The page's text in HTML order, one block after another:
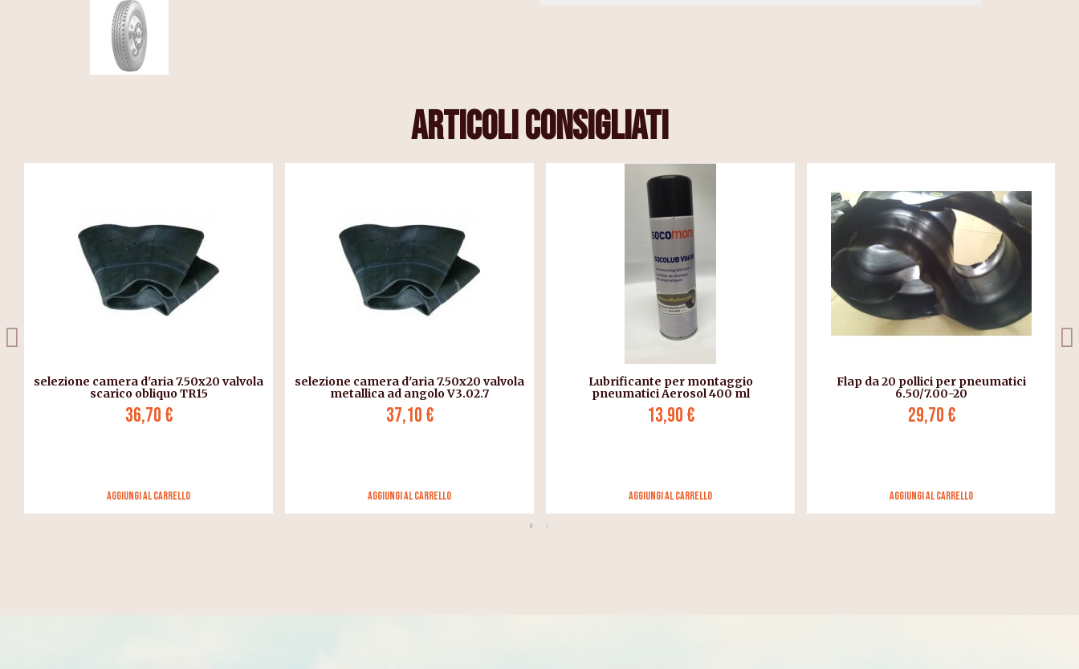
articoli consigliati
selezione camera d'aria 7.50x20 valvola
metallica ad angolo V3.02.7
37,10 €
Aggiungi al carrello
Lubrificante per montaggio
pneumatici Aerosol 400 ml
13,90 €
Aggiungi al carrello
Flap da 20 pollici per pneumatici
6.50/7.00-20
29,70 €
Aggiungi al carrello
Svitare il guscio
3,30 €
Aggiungi al carrello